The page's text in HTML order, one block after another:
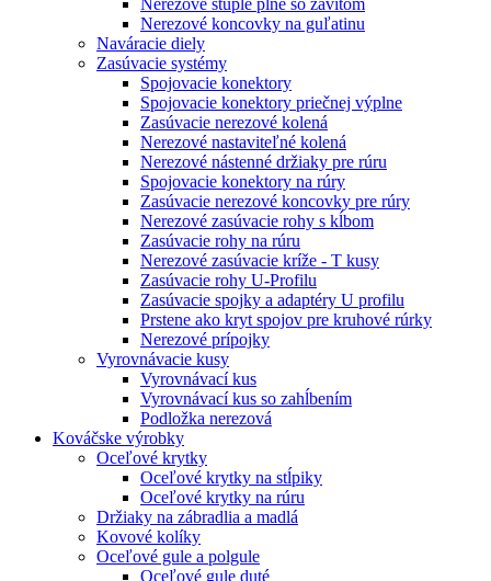
Nerezové koncovky na guľatinu
Naváracie diely
Zasúvacie systémy
Spojovacie konektory
Spojovacie konektory priečnej výplne
Zasúvacie nerezové kolená
Nerezové nastaviteľné kolená
Nerezové nástenné držiaky pre rúru
Spojovacie konektory na rúry
Zasúvacie nerezové koncovky pre rúry
Nerezové zasúvacie rohy s kĺbom
Zasúvacie rohy na rúru
Nerezové zasúvacie kríže - T kusy
Zasúvacie rohy U-Profilu
Zasúvacie spojky a adaptéry U profilu
Prstene ako kryt spojov pre kruhové rúrky
Nerezové prípojky
Vyrovnávacie kusy
Vyrovnávací kus
Vyrovnávací kus so zahĺbením
Podložka nerezová
Kováčske výrobky
Oceľové krytky
Oceľové krytky na stĺpiky
Oceľové krytky na rúru
Držiaky na zábradlia a madlá
Kovové kolíky
Oceľové gule a polgule
Oceľové gule duté